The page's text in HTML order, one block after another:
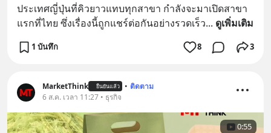
ประเทศญี่ปุ่นที่คิวยาวแทบทุกสาขา กำลังจะมาเปิดสาขา
แรกที่ไทย ซึ่งเรื่องนี้ถูกแชร์ต่อกันอย่างรวดเร็ว... ดูเพิ่มเติม
1 บันทึก 8 3
MarketThink ยืนยันแล้ว • ติดตาม
6 ส.ค. เวลา 11:27 • ธุรกิจ
0:55